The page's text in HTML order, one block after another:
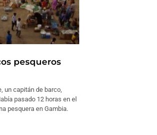
pesqueros
un capitán de barco,
pasado 12 horas en el
pesquera en Gambia.